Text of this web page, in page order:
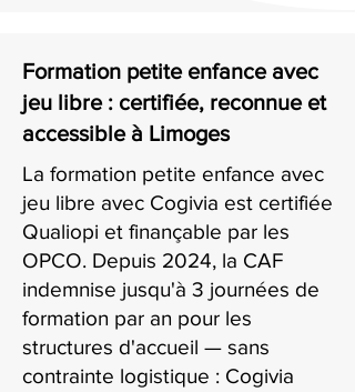
Formation petite enfance avec
jeu libre : certifiée, reconnue et
accessible à Limoges
La formation petite enfance avec
jeu libre avec Cogivia est certifiée
Qualiopi et finançable par les
OPCO. Depuis 2024, la CAF
indemnise jusqu'à 3 journées de
formation par an pour les
structures d'accueil — sans
contrainte logistique : Cogivia